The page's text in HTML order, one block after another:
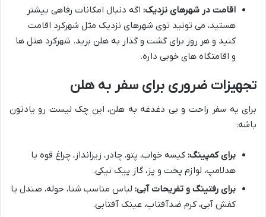
اقامت در شهرهای نزدیک: اگه دنبال امکانات رفاهی بیشتر
هستید، می تونید توی شهرهای نزدیک مثل شهرکرد اقامت
کنید و هر روز برای گشت و گذار به هلن برید. شهرکرد هتل ها
و اقامتگاه های خوبی داره.
تجهیزات ضروری برای سفر به هلن
برای یه سفر راحت و بی دغدغه به هلن، این چک لیست رو یادتون
باشه:
برای کمپینگ: کیسه خواب، پتو، چادر، زیرانداز، چراغ قوه یا
هدلامپ، لوازم پخت و پز، گاز پیک نیکی.
برای رفتینگ و تفریحات آبی: لباس مناسب شنا، حوله، صندل یا
کفش آبی، کرم ضدآفتاب، عینک آفتابی.